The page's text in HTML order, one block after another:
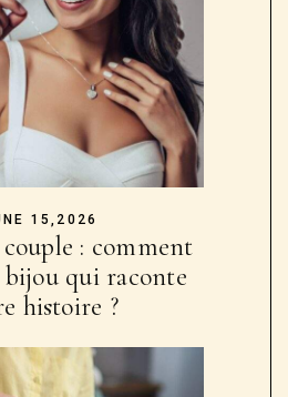
15,2026
: comment
qui raconte
histoire ?